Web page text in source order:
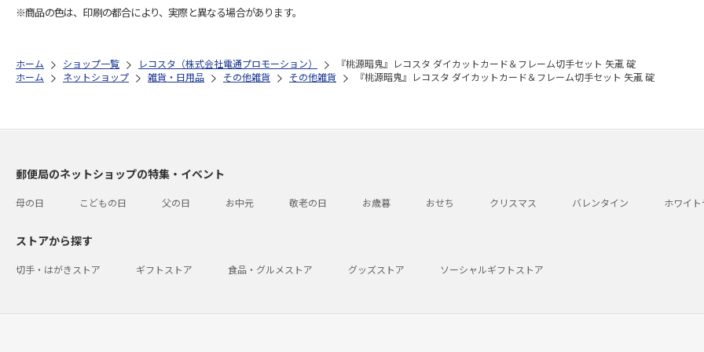
※商品の色は、印刷の都合により、実際と異なる場合があります。
ホーム ショップ一覧 レコスタ（株式会社電通プロモーション）
『桃源暗鬼』レコスタ ダイカットカード＆フレーム切手セット 矢颪 碇
ホーム
ネットショップ 雑貨・日用品 その他雑貨 その他雑貨 『桃源暗鬼』レコスタ ダイカットカード＆フレーム切手セット 矢颪 碇
郵便局のネットショップの特集・イベント
母の日 こどもの日 父の日 お中元 敬老の日 お歳暮 おせち クリスマス バレンタイン ホワイ
ストアから探す
切手・はがきストア ギフトストア 食品・グルメストア グッズストア ソーシャルギフトストア